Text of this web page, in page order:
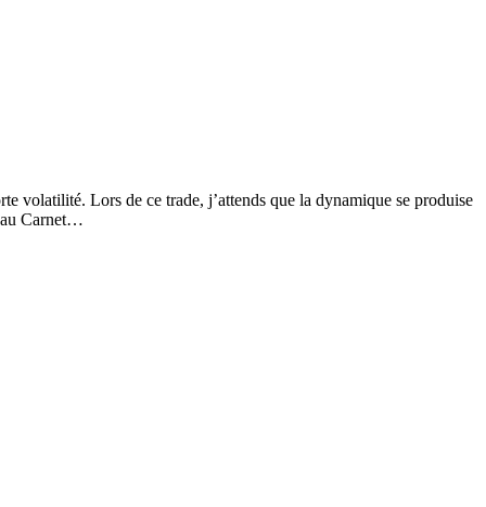
volatilité. Lors de ce trade, j’attends que la dynamique se produise
au Carnet…